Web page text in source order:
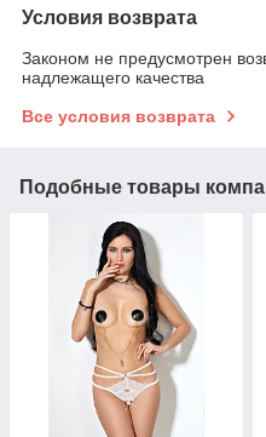
Условия возврата
Законом не предусмотрен
надлежащего качества
Все условия возврата
Подобные товары